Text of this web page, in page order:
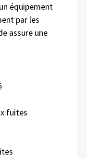
équipement
par les
assure une
fuites